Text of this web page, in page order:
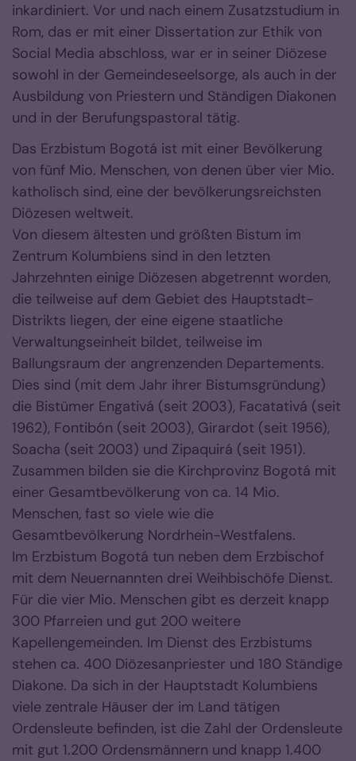
inkardiniert. Vor und nach einem Zusatzstudium in
Rom, das er mit einer Dissertation zur Ethik von
Social Media abschloss, war er in seiner Diözese
sowohl in der Gemeindeseelsorge, als auch in der
Ausbildung von Priestern und Ständigen Diakonen
und in der Berufungspastoral tätig.
Das Erzbistum Bogotá ist mit einer Bevölkerung
von fünf Mio. Menschen, von denen über vier Mio.
katholisch sind, eine der bevölkerungsreichsten
Diözesen weltweit.
Von diesem ältesten und größten Bistum im
Zentrum Kolumbiens sind in den letzten
Jahrzehnten einige Diözesen abgetrennt worden,
die teilweise auf dem Gebiet des Hauptstadt-
Distrikts liegen, der eine eigene staatliche
Verwaltungseinheit bildet, teilweise im
Ballungsraum der angrenzenden Departements.
Dies sind (mit dem Jahr ihrer Bistumsgründung)
die Bistümer Engativá (seit 2003), Facatativá (seit
1962), Fontibón (seit 2003), Girardot (seit 1956),
Soacha (seit 2003) und Zipaquirá (seit 1951).
Zusammen bilden sie die Kirchprovinz Bogotá mit
einer Gesamtbevölkerung von ca. 14 Mio.
Menschen, fast so viele wie die
Gesamtbevölkerung Nordrhein-Westfalens.
Im Erzbistum Bogotá tun neben dem Erzbischof
mit dem Neuernannten drei Weihbischöfe Dienst.
Für die vier Mio. Menschen gibt es derzeit knapp
300 Pfarreien und gut 200 weitere
Kapellengemeinden. Im Dienst des Erzbistums
stehen ca. 400 Diözesanpriester und 180 Ständige
Diakone. Da sich in der Hauptstadt Kolumbiens
viele zentrale Häuser der im Land tätigen
Ordensleute befinden, ist die Zahl der Ordensleute
mit gut 1.200 Ordensmännern und knapp 1.400